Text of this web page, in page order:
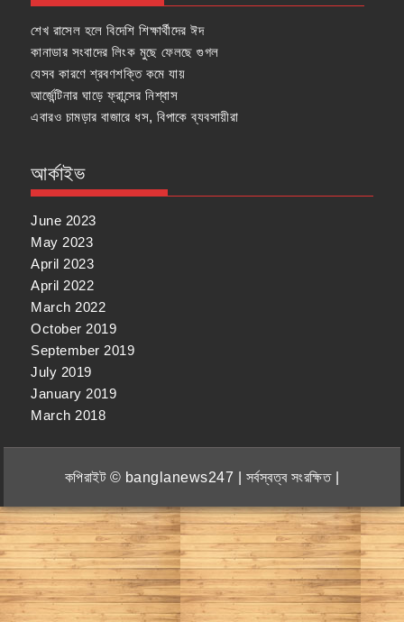
শেখ রাসেল হলে বিদেশি শিক্ষার্থীদের ঈদ
কানাডার সংবাদের লিংক মুছে ফেলছে গুগল
যেসব কারণে শ্রবণশক্তি কমে যায়
আর্জেন্টিনার ঘাড়ে ফ্রান্সের নিশ্বাস
এবারও চামড়ার বাজারে ধস, বিপাকে ব্যবসায়ীরা
আর্কাইভ
June 2023
May 2023
April 2023
April 2022
March 2022
October 2019
September 2019
July 2019
January 2019
March 2018
কপিরাইট © banglanews247 | সর্বস্বত্ব সংরক্ষিত |